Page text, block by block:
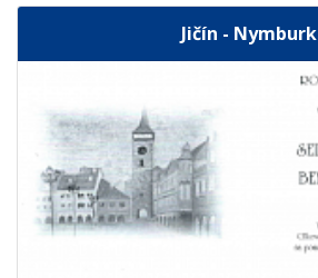
Jičín - Nymburk